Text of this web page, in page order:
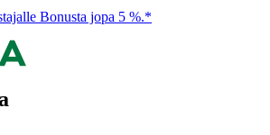
Bonusta jopa 5 %.*